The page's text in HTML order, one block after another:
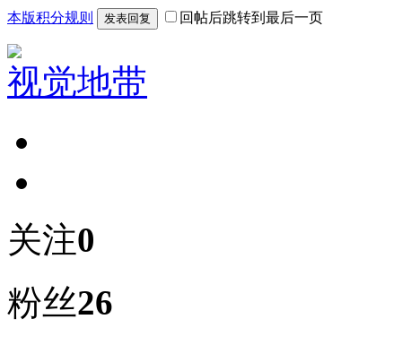
本版积分规则 发表回复 回帖后跳转到最后一页
视觉地带
关注0
粉丝26